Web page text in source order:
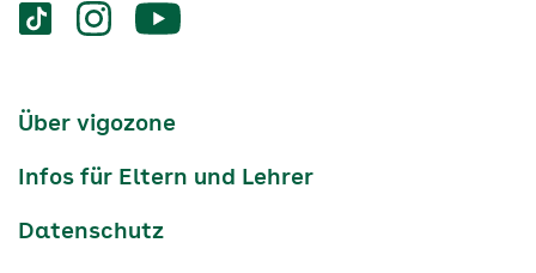
Services
Social-
vigozone.de
vigozone.devigozone.de
Services-
Über vigozone
Infos für Eltern und Lehrer
Datenschutz